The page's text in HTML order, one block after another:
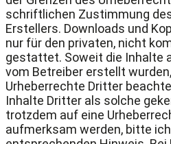
schriftlichen Zustimmung
Erstellers. Downloads und
nur für den privaten, nicht
gestattet. Soweit die Inhalte
vom Betreiber erstellt
Urheberrechte Dritter
Inhalte Dritter als solche
trotzdem auf eine
aufmerksam werden, bitte